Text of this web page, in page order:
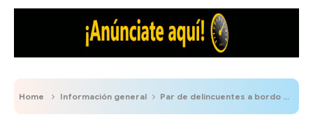
Home Información general Par de delincuentes a bordo de una motocicleta intentan robar a conductor de una camioneta en las Av. Las Américas